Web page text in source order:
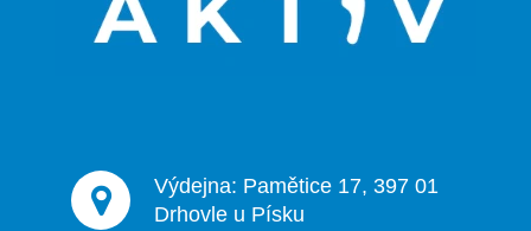
Výdejna: Pamětice 17, 397 01
Drhovle u Písku